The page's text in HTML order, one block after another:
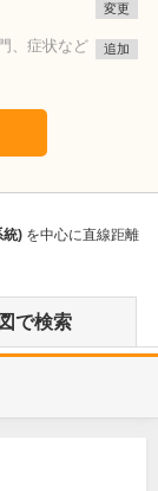
変更
、症状など
追加
統) を中心に直線距離
で検索